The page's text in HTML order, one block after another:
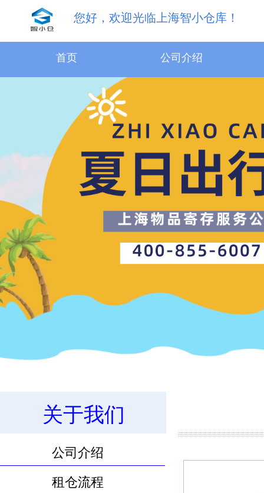
您好，欢迎光临上海智小仓库！
首页 公司介绍
关于我们
公司介绍
租仓流程
31.5m³物品寄存服务
18.1m³物品寄存服务
11.8m³物品寄存服务